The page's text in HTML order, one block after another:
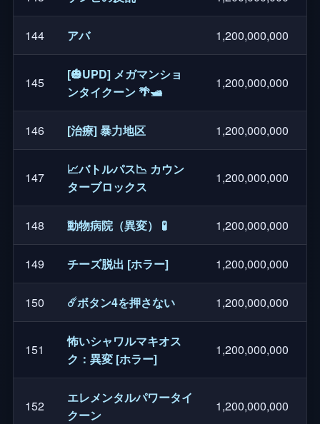
144 アバ 1,200,000,000
145
[🎃UPD] メガマンショ
ンタイクーン 🌴🛥️
1,200,000,000
146 [治療] 暴力地区 1,200,000,000
147
📈バトルパス📉 カウン
ターブロックス
1,200,000,000
148 動物病院（異変） 🧪 1,200,000,000
149 チーズ脱出 [ホラー] 1,200,000,000
150 ☄️ボタン4を押さない 1,200,000,000
151
怖いシャワルマキオス
ク：異変 [ホラー]
1,200,000,000
152
エレメンタルパワータイ
クーン
1,200,000,000